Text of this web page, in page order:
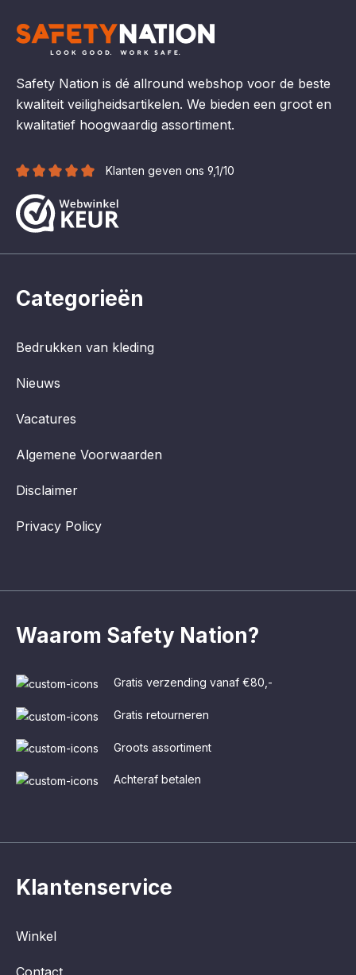
Safety Nation is dé allround webshop voor de beste
kwaliteit veiligheidsartikelen. We bieden een groot en
kwalitatief hoogwaardig assortiment.
Klanten geven ons 9,1/10
Klantenservice
Winkel
Contact
Waarom Safety Nation?
Gratis verzending vanaf €80,-
Gratis retourneren
Groots assortiment
Achteraf betalen
Categorieën
Bedrukken van kleding
Nieuws
Vacatures
Algemene Voorwaarden
Disclaimer
Privacy Policy